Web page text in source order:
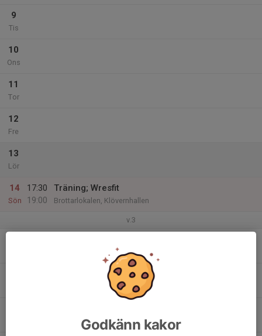
9
Tis
10
Ons
11
Tor
12
Fre
13
Lör
14
Sön
17:30
19:00
Träning; Wresfit
Brottarlokalen, Klövernhallen
v.3
Godkänn kakor